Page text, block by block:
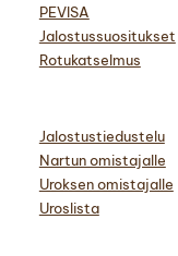
PEVISA
Jalostussuositukset
Rotukatselmus
Jalostustiedustelu
Nartun omistajalle
Uroksen omistajalle
Uroslista